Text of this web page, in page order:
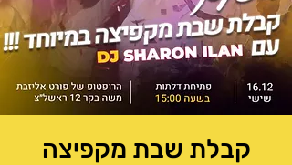
קבלת שבת מקפיצה